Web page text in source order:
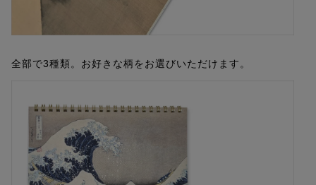
全部で3種類。お好きな柄をお選びいただけます。